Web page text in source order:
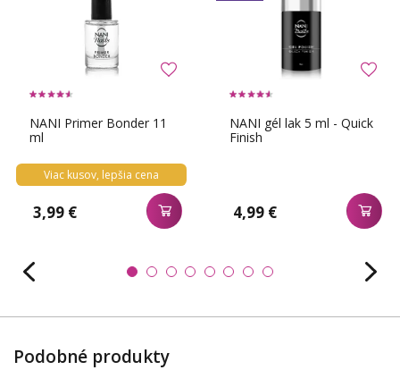
NANI Primer Bonder 11
ml
Viac kusov, lepšia cena
3,99 €
NANI gél lak 5 ml - Quick
Finish
4,99 €
Podobné produkty